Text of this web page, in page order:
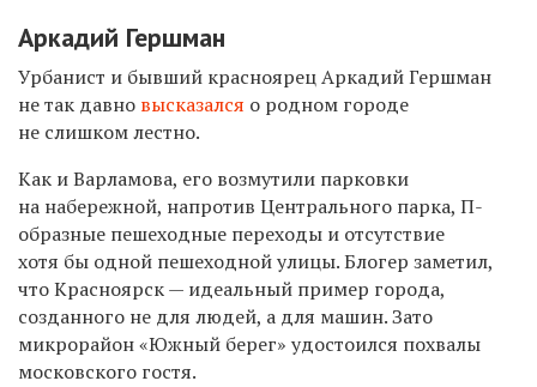
Аркадий Гершман
Урбанист и бывший красноярец Аркадий Гершман
не так давно высказался о родном городе
не слишком лестно.
Как и Варламова, его возмутили парковки
на набережной, напротив Центрального парка, П-
образные пешеходные переходы и отсутствие
хотя бы одной пешеходной улицы. Блогер заметил,
что Красноярск — идеальный пример города,
созданного не для людей, а для машин. Зато
микрорайон «Южный берег» удостоился похвалы
московского гостя.